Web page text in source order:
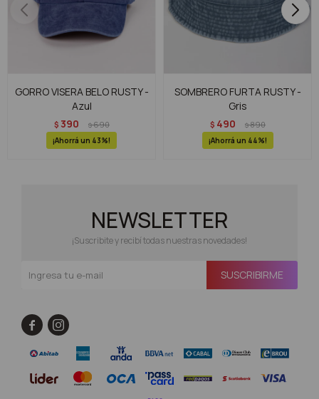
GORRO VISERA BELO RUSTY -
Azul
$ 390 $690
43
SOMBRERO FURTA RUSTY -
Gris
$ 490 $890
44
NEWSLETTER
¡Suscribite y recibí todas nuestras novedades!
SUSCRIBIRME
 